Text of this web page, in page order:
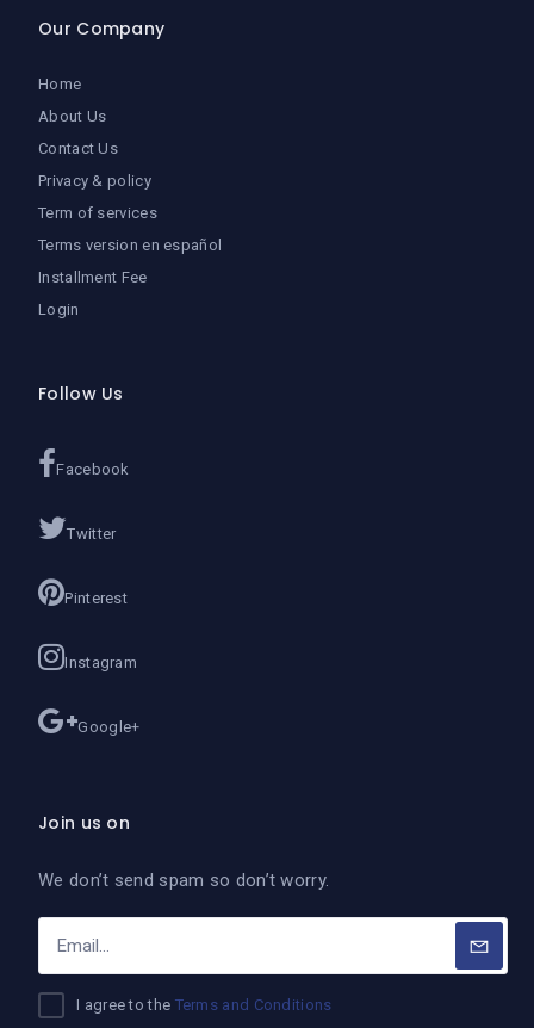
Our Company
Home
About Us
Contact Us
Privacy & policy
Term of services
Terms version en español
Installment Fee
Login
Follow Us
Facebook
Twitter
Pinterest
Instagram
Google+
Join us on
We don’t send spam so don’t worry.
I agree to the Terms and Conditions